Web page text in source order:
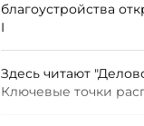
благоустройства
I
Здесь читают
Ключевые точки